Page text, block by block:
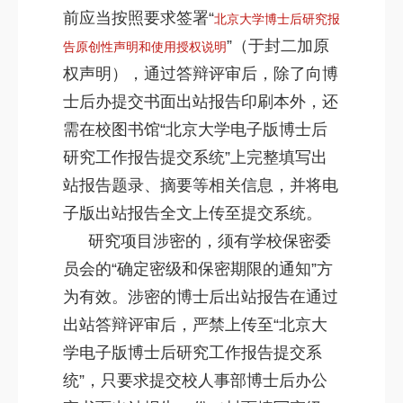
前应当按照要求签署“北京大学博士后研究报
告原创性声明和使用授权说明”（于封二加原
权声明），通过答辩评审后，除了向博
士后办提交书面出站报告印刷本外，还
需在校图书馆“北京大学电子版博士后
研究工作报告提交系统”上完整填写出
站报告题录、摘要等相关信息，并将电
子版出站报告全文上传至提交系统。
研究项目涉密的，须有学校保密委
员会的“确定密级和保密期限的通知”方
为有效。涉密的博士后出站报告在通过
出站答辩评审后，严禁上传至“北京大
学电子版博士后研究工作报告提交系
统”，只要求提交校人事部博士后办公